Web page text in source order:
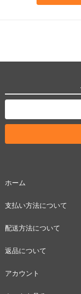
ホーム
支払い方法について
配送方法について
返品について
アカウント